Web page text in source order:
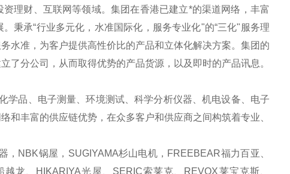
理财、互联网等领域。集团在香港已建立*的渠道网络，丰富
秉承“行业多元化，水准国际化，服务专业化"的“三化"服务理
水准，为客户提供高性价比的产品和立体化解决方案。集团的
了分公司，从而取得优势的产品货源，以及即时的产品讯息。
品、电子测量、环境测试、科学分析仪器、机电设备、电子
和丰富的供应链优势，在众多客户和供应商之间构筑着专业、
NBK锅屋，SUGIYAMA杉山电机，FREEBEAR福力百亚、
龙、HIKARIYA光屋、SERIC索莱克、REVOX莱宝克斯、